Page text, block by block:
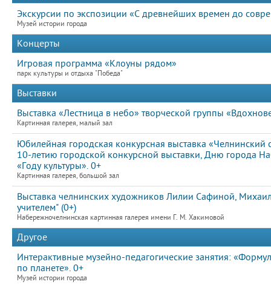
Экскурсии по экспозиции «С древнейших времен до
Музей истории города
Концерты
Игровая программа «Клоуны рядом»
парк культуры и отдыха "Победа"
Выставки
Выставка «Лестница в небо» творческой группы
Картинная галерея, малый зал
Юбилейная городская конкурсная выставка
10-летию городской конкурсной выставки, Дню города
«Году культуры». 0+
Картинная галерея, большой зал
Выставка челнинских художников Лилии Сафиной,
учителем" (0+)
Набережночелнинская картинная галерея имени Г. М. Хакимовой
Другое
Интерактивные музейно-педагогические занятия:
по планете». 0+
Музей истории города